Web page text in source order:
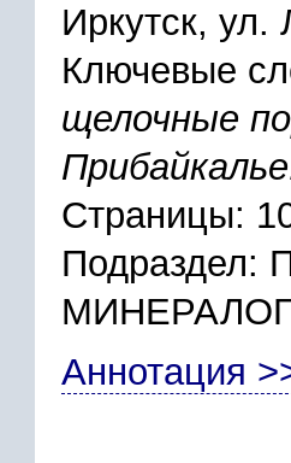
Иpкутcк, ул.
Ключевые
щелочные
Страницы:
Аннотация